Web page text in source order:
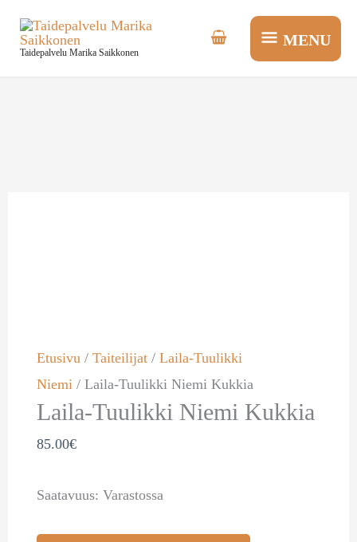
sisältöön
Taidepalvelu Marika Saikkonen
MENU
MENU
Etusivu / Taiteilijat/ Laila-Tuulikki
Niemi / Laila-Tuulikki Niemi Kukkia
Laila-Tuulikki Niemi Kukkia
85.00€
Saatavuus: Varastossa